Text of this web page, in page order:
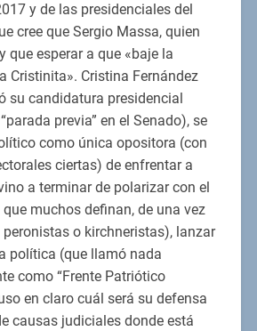
y de las presidenciales del
cree que Sergio Massa, quien
que esperar a que «baje la
Cristinita». Cristina Fernández
su candidatura presidencial
previa” en el Senado), se
como única opositora (con
ciertas) de enfrentar a
a terminar de polarizar con el
muchos definan, de una vez
o kirchneristas), lanzar
política (que llamó nada
como “Frente Patriótico
en claro cuál será su defensa
causas judiciales donde está